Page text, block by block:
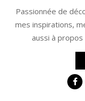
Passionnée de
mes inspirations,
aussi à